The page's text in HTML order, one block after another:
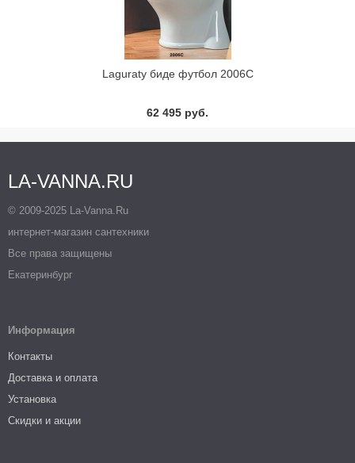
Laguraty биде футбол 2006С
62 495 руб.
LA-VANNA.RU
© 2009-2025 La-Vanna.Ru
интернет-магазин сантехники
Все права защищены
Екатеринбург
Информация
Контакты
Доставка и оплата
Установка
Скидки и акции